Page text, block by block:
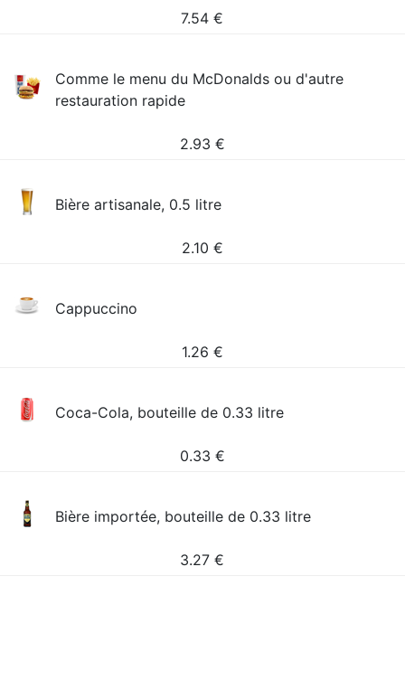
7.54 €
Comme le menu du McDonalds ou d'autre
restauration rapide
2.93 €
Bière artisanale, 0.5 litre
2.10 €
Cappuccino
1.26 €
Coca-Cola, bouteille de 0.33 litre
0.33 €
Bière importée, bouteille de 0.33 litre
3.27 €